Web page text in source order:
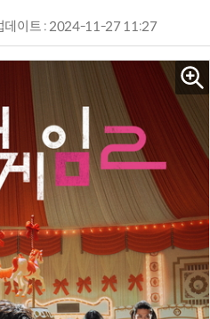
데이트 : 2024-11-27 11:27